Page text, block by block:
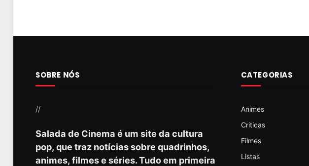
SOBRE NÓS
//
Salada de Cinema é um site da cultura
pop, que traz notícias sobre quadrinhos,
animes, filmes e séries. Tudo em primeira
CATEGORIAS
Animes
Criticas
Filmes
Listas